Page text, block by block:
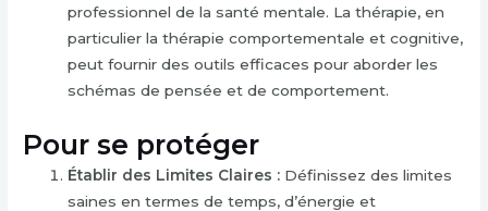
professionnel de la santé mentale. La thérapie, en
particulier la thérapie comportementale et cognitive,
peut fournir des outils efficaces pour aborder les
schémas de pensée et de comportement.
Pour se protéger
Établir des Limites Claires : Définissez des limites
saines en termes de temps, d’énergie et